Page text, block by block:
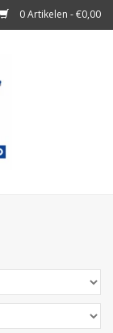
0 Artikelen - €0,00